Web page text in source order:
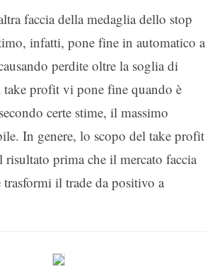
faccia della medaglia dello stop
infatti, pone fine in automatico a
perdite oltre la soglia di
take profit vi pone fine quando è
certe stime, il massimo
In genere, lo scopo del take profit
risultato prima che il mercato faccia
il trade da positivo a